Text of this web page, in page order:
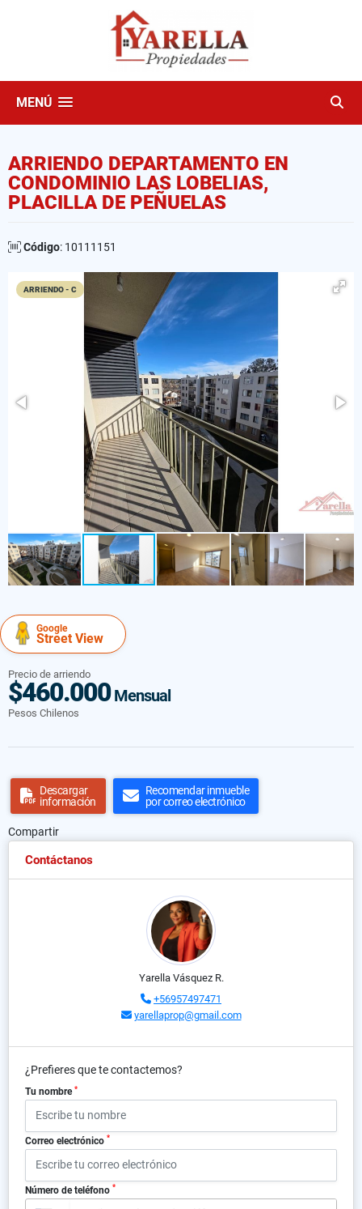
MENÚ
ARRIENDO DEPARTAMENTO EN
CONDOMINIO LAS LOBELIAS,
PLACILLA DE PEÑUELAS
Código: 10111151
ARRIENDO - C
Google
Street View
Precio de arriendo
$460.000Mensual
Pesos Chilenos
Descargar
información
Recomendar inmueble
por correo electrónico
Compartir
Contáctanos
Yarella Vásquez R.
+56957497471
yarellaprop@gmail.com
¿Prefieres que te contactemos?
Tu nombre *
Correo electrónico *
Número de teléfono *